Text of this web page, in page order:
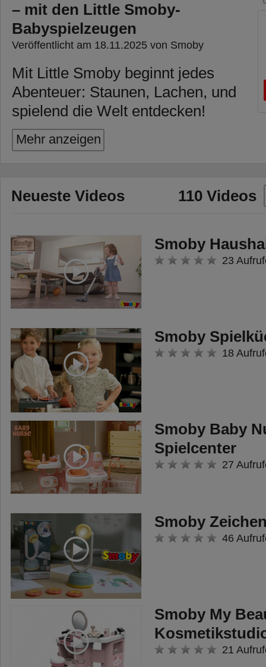
– mit den Little Smoby-
Babyspielzeugen
Veröffentlicht am 18.11.2025 von Smoby
Mit Little Smoby beginnt jedes
Abenteuer: Staunen, Lachen, und
spielend die Welt entdecken!
Die Babyspielzeuge von Little
Smoby sind speziell auf die
abgestimmt – kindgerechte
kleine Hände passen. Liebevoll in
Frankreich gefertigt, bringen sie
Freude und fördern spielerisch
das Lernen. Schritt für Schritt
begleitet Little Smoby Babys auf
ihrer Entdeckungsreise.
Mehr anzeigen
Neueste Videos 110 Videos
Smoby
23
Smoby
18
Smoby Baby
Spielcenter
27
Smoby
46
Smoby My
21